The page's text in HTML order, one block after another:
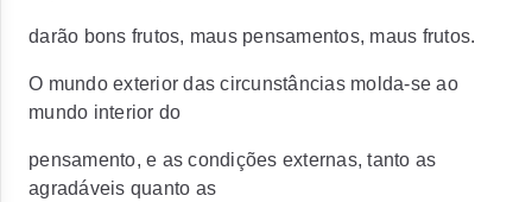
darão bons frutos, maus pensamentos, maus frutos.
O mundo exterior das circunstâncias molda-se ao
mundo interior do
pensamento, e as condições externas, tanto as
agradáveis quanto as